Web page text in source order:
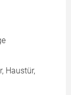
Haustür,